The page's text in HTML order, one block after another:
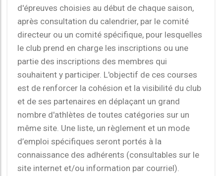
d'épreuves choisies au début de chaque saison,
après consultation du calendrier, par le comité
directeur ou un comité spécifique, pour lesquelles
le club prend en charge les inscriptions ou une
partie des inscriptions des membres qui
souhaitent y participer. L'objectif de ces courses
est de renforcer la cohésion et la visibilité du club
et de ses partenaires en déplaçant un grand
nombre d'athlètes de toutes catégories sur un
même site. Une liste, un règlement et un mode
d’emploi spécifiques seront portés à la
connaissance des adhérents (consultables sur le
site internet et/ou information par courriel).